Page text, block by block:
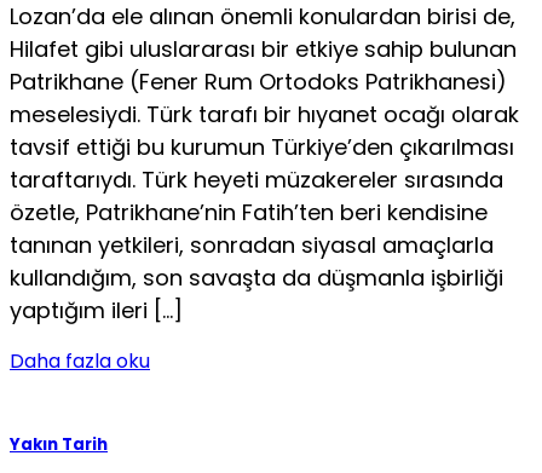
Lozan’da ele alınan önemli konulardan birisi de,
Hilafet gibi uluslararası bir etkiye sahip bulunan
Patrikhane (Fener Rum Ortodoks Patrikhanesi)
meselesiydi. Türk tarafı bir hıyanet ocağı olarak
tavsif ettiği bu kurumun Türkiye’den çıkarılması
taraftarıydı. Türk heyeti müzakereler sırasında
özetle, Patrikhane’nin Fatih’ten beri kendisine
tanınan yetkileri, sonradan siyasal amaçlarla
kullandığım, son savaşta da düşmanla işbirliği
yaptığım ileri […]
Daha fazla oku
Yakın Tarih